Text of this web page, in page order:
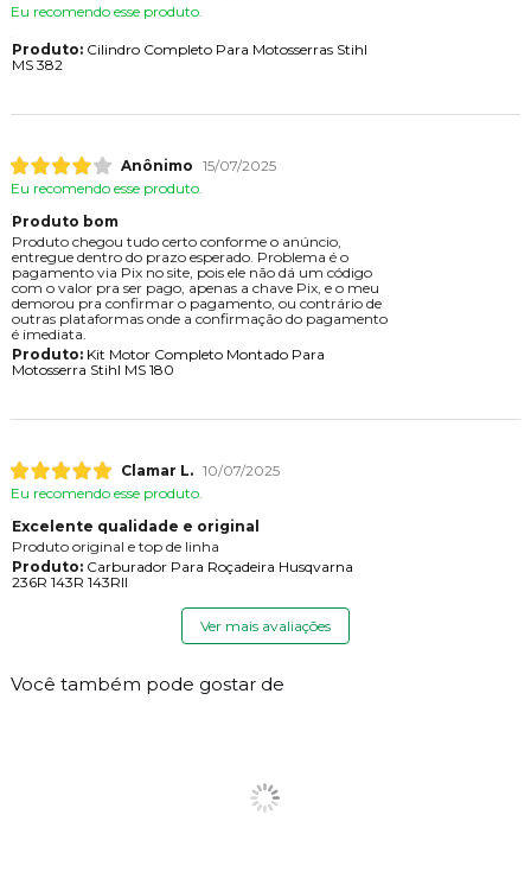
Eu recomendo esse produto.
Produto:Cilindro Completo Para Motosserras Stihl
MS 382
Anônimo 15/07/2025
Eu recomendo esse produto.
Produto bom
Produto chegou tudo certo conforme o anúncio,
entregue dentro do prazo esperado. Problema é o
pagamento via Pix no site, pois ele não dá um código
com o valor pra ser pago, apenas a chave Pix, e o meu
demorou pra confirmar o pagamento, ou contrário de
outras plataformas onde a confirmação do pagamento
é imediata.
Produto:Kit Motor Completo Montado Para
Motosserra Stihl MS 180
Clamar L. 10/07/2025
Eu recomendo esse produto.
Excelente qualidade e original
Produto original e top de linha
Produto:Carburador Para Roçadeira Husqvarna
236R 143R 143RII
Ver mais avaliações
Você também pode gostar de